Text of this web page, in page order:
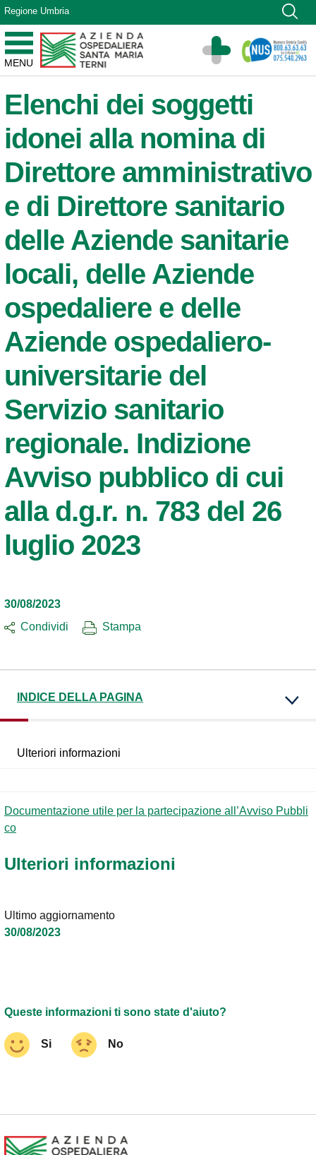
Vai ai contenuti
Vai al menu di navigazione
Vai al footer
Regione Umbria
MENU
Azienda Ospedaliera Santa Maria di Terni
Sito Istituzionale
Elenchi dei soggetti
idonei alla nomina di
Direttore amministrativo
e di Direttore sanitario
delle Aziende sanitarie
locali, delle Aziende
ospedaliere e delle
Aziende ospedaliero-
universitarie del
Servizio sanitario
regionale. Indizione
Avviso pubblico di cui
alla d.g.r. n. 783 del 26
luglio 2023
30/08/2023
Condividi
Stampa
INDICE DELLA PAGINA
Ulteriori informazioni
Documentazione utile per la partecipazione all’Avviso Pubbli
co
Ulteriori informazioni
Ultimo aggiornamento
30/08/2023
Queste informazioni ti sono state d'aiuto?
Si No